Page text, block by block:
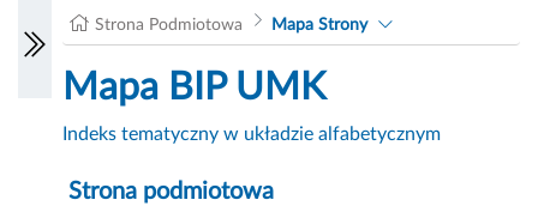
Strona Podmiotowa Mapa Strony
Mapa BIP UMK
Indeks tematyczny w układzie alfabetycznym
Strona podmiotowa